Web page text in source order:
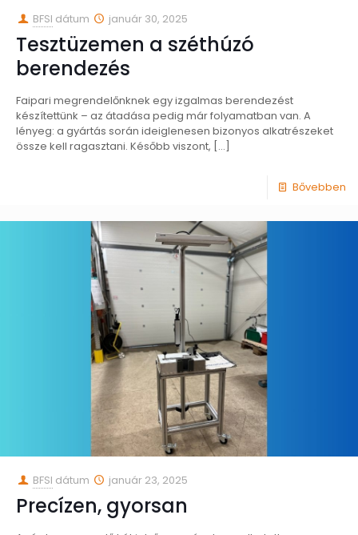
BFSI dátum január 30, 2025
Tesztüzemen a széthúzó
berendezés
Faipari megrendelőnknek egy izgalmas berendezést
készítettünk – az átadása pedig már folyamatban van. A
lényeg: a gyártás során ideiglenesen bizonyos alkatrészeket
össze kell ragasztani. Később viszont, […]
Bővebben
BFSI dátum január 23, 2025
Precízen, gyorsan